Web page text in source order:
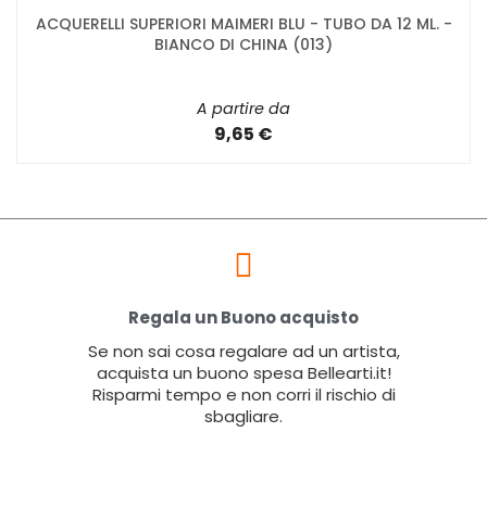
ACQUERELLI SUPERIORI MAIMERI BLU - TUBO DA 12 ML. -
BIANCO DI CHINA (013)
A partire da
9,65 €
Regala un Buono acquisto
Se non sai cosa regalare ad un artista,
acquista un buono spesa Bellearti.it!
Risparmi tempo e non corri il rischio di
sbagliare.